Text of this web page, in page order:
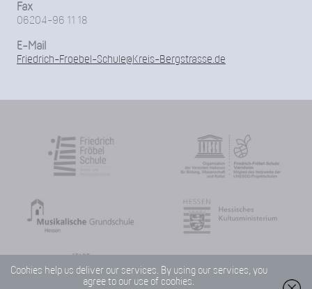
Fax
06204-96 11 18
E-Mail
Friedrich-Froebel-Schule@Kreis-Bergstrasse.de
Cookies help us deliver our services. By using our services, you
agree to our use of cookies.